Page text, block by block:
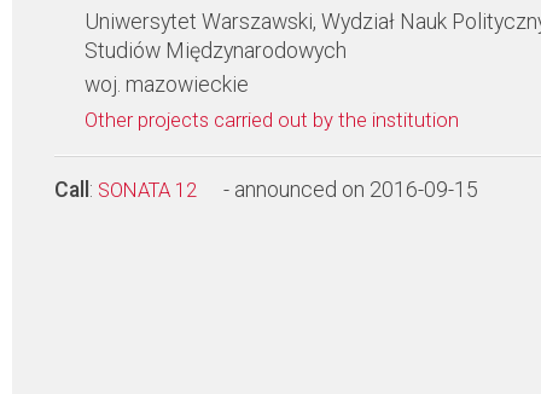
Uniwersytet Warszawski, Wydział Nauk
Studiów Międzynarodowych
woj. mazowieckie
Other projects carried out by the institution
Call : SONATA 12 - announced on 2016-09-15